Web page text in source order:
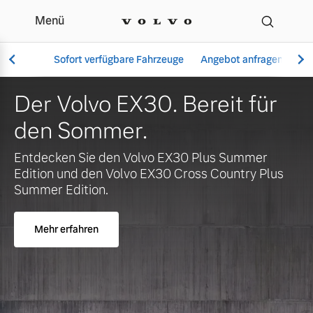
Ihr Volvo Händler in
Menü
Sofort verfügbare Fahrzeuge Angebot anfragen
Vollelektrisch
6 Modelle
Plug-in Hybrid
Geschäftskunden
Unser Team
Der Volvo EX30. Bereit für
den Sommer.
Entdecken Sie den Volvo EX30 Plus Summer
Edition und den Volvo EX30 Cross Country Plus
Summer Edition.
Mehr erfahren